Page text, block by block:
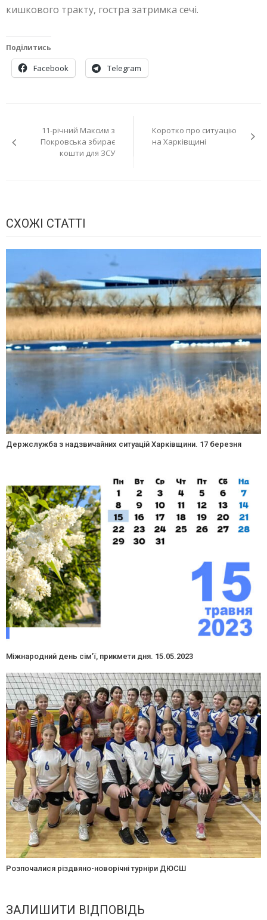
кишкового тракту, гостра затримка сечі.
Поділитись
Facebook Telegram
записів
11-річний Максим з
Покровська збирає
кошти для ЗСУ
Коротко про ситуацію
на Харківщині
СХОЖІ СТАТТІ
Держслужба з надзвичайних ситуацій Харківщини. 17 березня
Міжнародний день сім’ї, прикмети дня. 15.05.2023
Розпочалися різдвяно-новорічні турніри ДЮСШ
ЗАЛИШИТИ ВІДПОВІДЬ